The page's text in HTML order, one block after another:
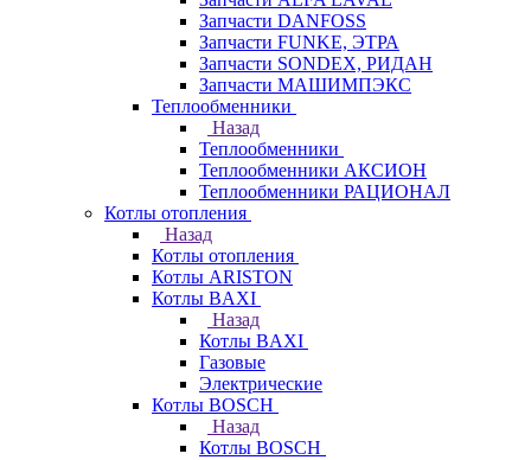
Запчасти DANFOSS
Запчасти FUNKE, ЭТРА
Запчасти SONDEX, РИДАН
Запчасти МАШИМПЭКС
Теплообменники
Назад
Теплообменники
Теплообменники АКСИОН
Теплообменники РАЦИОНАЛ
Котлы отопления
Назад
Котлы отопления
Котлы ARISTON
Котлы BAXI
Назад
Котлы BAXI
Газовые
Электрические
Котлы BOSCH
Назад
Котлы BOSCH